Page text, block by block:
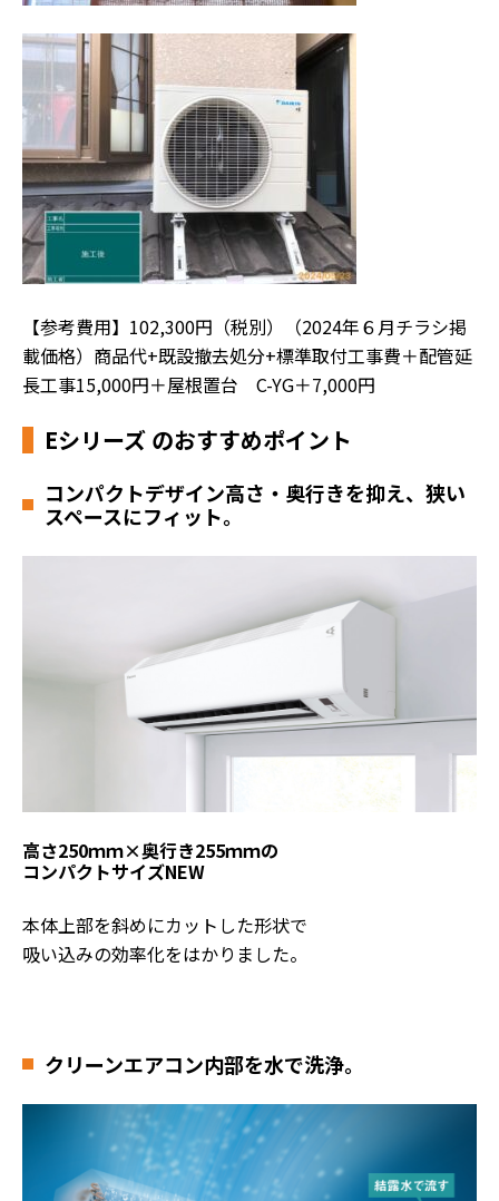
【参考費用】102,300円（税別）（2024年６月チラシ掲
載価格）商品代+既設撤去処分+標準取付工事費＋配管延
長工事15,000円＋屋根置台 C-YG＋7,000円
Eシリーズ のおすすめポイント
コンパクトデザイン高さ・奥行きを抑え、狭い
スペースにフィット。
高さ250ｍｍ×奥行き255ｍｍの
コンパクトサイズNEW
本体上部を斜めにカットした形状で
吸い込みの効率化をはかりました。
クリーンエアコン内部を水で洗浄。